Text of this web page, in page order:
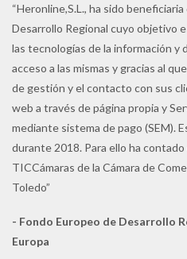
“Heronline,S.L., ha sido
Desarrollo Regional cuyo objetivo
las tecnologías de la información y
acceso a las mismas y gracias al
de gestión y el contacto con sus
web a través de página propia y
mediante sistema de pago (SEM).
durante 2018. Para ello ha
TICCámaras de la Cámara de
Toledo”
- Fondo Europeo de Desarrollo
Europa